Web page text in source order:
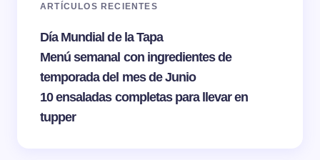
ARTÍCULOS RECIENTES
Día Mundial de la Tapa
Menú semanal con ingredientes de
temporada del mes de Junio
10 ensaladas completas para llevar en
tupper